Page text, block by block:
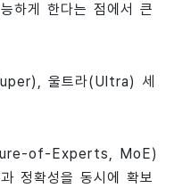
하게 한다는 점에서 큰
울트라(Ultra) 세
of-Experts, MoE)
정확성을 동시에 확보